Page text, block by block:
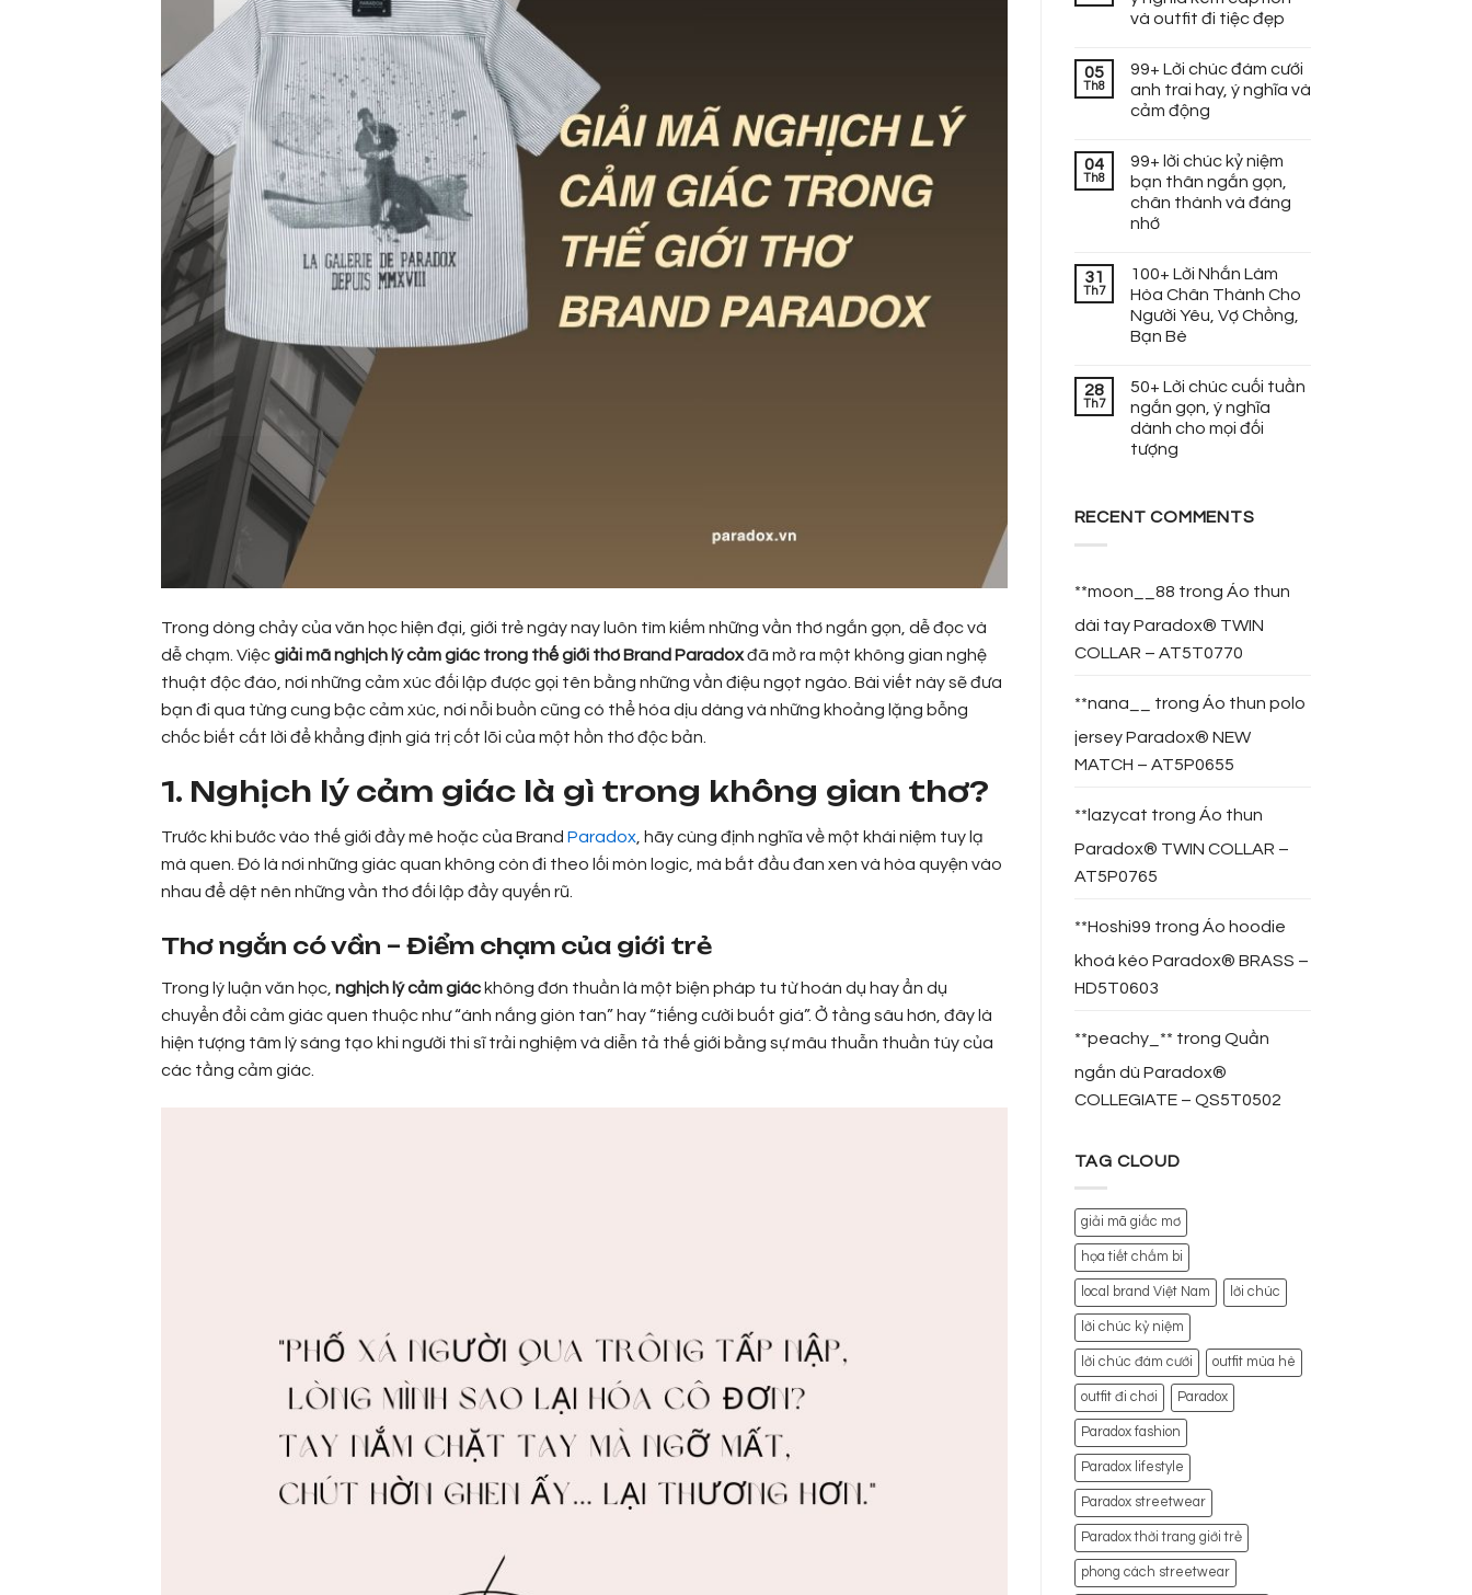
Trong dòng chảy của văn học hiện đại, giới trẻ ngày nay luôn tìm kiếm những vần thơ ngắn gọn, dễ đọc và
dễ chạm. Việcgiải mã nghịch lý cảm giác trong thế giới thơ Brand Paradoxđã mở ra một không gian nghệ
thuật độc đáo, nơi những cảm xúc đối lập được gọi tên bằng những vần điệu ngọt ngào. Bài viết này sẽ đưa
bạn đi qua từng cung bậc cảm xúc, nơi nỗi buồn cũng có thể hóa dịu dàng và những khoảng lặng bỗng
chốc biết cất lời để khẳng định giá trị cốt lõi của một hồn thơ độc bản.
1. Nghịch lý cảm giác là gì trong không gian thơ?
Trước khi bước vào thế giới đầy mê hoặc của Brand Paradox , hãy cùng định nghĩa về một khái niệm tuy lạ
mà quen. Đó là nơi những giác quan không còn đi theo lối mòn logic, mà bắt đầu đan xen và hòa quyện vào
nhau để dệt nên những vần thơ đối lập đầy quyến rũ.
Thơ ngắn có vần – Điểm chạm của giới trẻ
Trong lý luận văn học, nghịch lý cảm giác không đơn thuần là một biện pháp tu từ hoán dụ hay ẩn dụ
chuyển đổi cảm giác quen thuộc như “ánh nắng giòn tan” hay “tiếng cười buốt giá”. Ở tầng sâu hơn, đây là
hiện tượng tâm lý sáng tạo khi người thi sĩ trải nghiệm và diễn tả thế giới bằng sự mâu thuẫn thuần túy của
các tầng cảm giác.
và outfit đi tiệc đẹp
05
Th8
99+ Lời chúc đám cưới
anh trai hay, ý nghĩa và
cảm động
04
Th8
99+ lời chúc kỷ niệm
bạn thân ngắn gọn,
chân thành và đáng
nhớ
31
Th7
100+ Lời Nhắn Làm
Hòa Chân Thành Cho
Người Yêu, Vợ Chồng,
Bạn Bè
28
Th7
50+ Lời chúc cuối tuần
ngắn gọn, ý nghĩa
dành cho mọi đối
tượng
RECENT COMMENTS
**moon__88 trong Áo thun
dài tay Paradox® TWIN
COLLAR – AT5T0770
**nana__ trong Áo thun polo
jersey Paradox® NEW
MATCH – AT5P0655
**lazycat trong Áo thun
Paradox® TWIN COLLAR –
AT5P0765
**Hoshi99 trong Áo hoodie
khoá kéo Paradox® BRASS –
HD5T0603
**peachy_** trong Quần
ngắn dù Paradox®
COLLEGIATE – QS5T0502
TAG CLOUD
giải mã giấc mơ
họa tiết chấm bi
local brand Việt Nam lời chúc
lời chúc kỷ niệm
lời chúc đám cưới outfit mùa hè
outfit đi chơi Paradox
Paradox fashion
Paradox lifestyle
Paradox streetwear
Paradox thời trang giới trẻ
phong cách streetwear